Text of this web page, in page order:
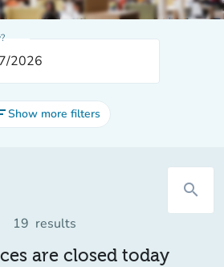
Show more filters
search
19 results
are closed today